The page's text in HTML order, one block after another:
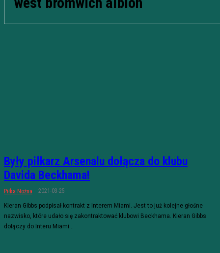
Były piłkarz Arsenalu dołącza do klubu
Davida Beckhama!
Piłka Nożna 2021-03-25
Kieran Gibbs podpisał kontrakt z Interem Miami. Jest to już kolejne głośne
nazwisko, które udało się zakontraktować klubowi Beckhama. Kieran Gibbs
dołączy do Interu Miami...